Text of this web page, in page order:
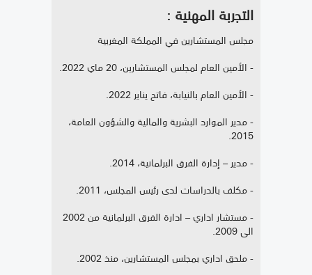
التجربة المهنية :
مجلس المستشارين في المملكة المغربية
- الأمين العام لمجلس المستشارين، 20 ماي 2022.
- الأمين العام بالنيابة، فاتح يناير 2022.
- مدير الموارد البشرية والمالية والشؤون العامة،
2015.
- مدير – إدارة الفرق البرلمانية، 2014.
- مكلف بالدراسات لدى رئيس المجلس، 2011.
- مستشار اداري – ادارة الفرق البرلمانية من 2002
الى 2009.
- ملحق اداري بمجلس المستشارين، منذ 2002.